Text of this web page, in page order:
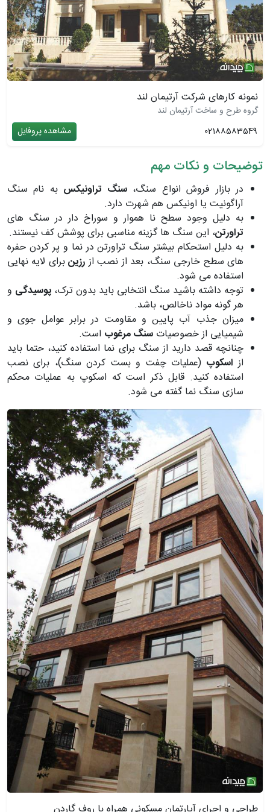
نمونه کارهای شرکت آرتیمان لند
گروه طرح و ساخت آرتیمان لند
02188583549
مشاهده پروفایل
توضیحات و نکات مهم
در بازار فروش انواع سنگ،سنگ تراونیکس به نام سنگ
آراگونیت یا اونیکس هم شهرت دارد.
به دلیل وجود سطح نا هموار و سوراخ دار در سنگ های
تراورتن، این سنگ ها گزینه مناسبی برای پوشش کف نیستند.
به دلیل استحکام بیشتر سنگ تراورتن در نما و پر کردن حفره
های سطح خارجی سنگ، بعد از نصب ازرزینبرای لایه نهایی
استفاده می شود.
توجه داشته باشید سنگ انتخابی باید بدون ترک، پوسیدگی و
هر گونه مواد ناخالص، باشد.
میزان جذب آب پایین و مقاومت در برابر عوامل جوی و
شیمیایی از خصوصیات سنگ مرغوب است.
چنانچه قصد دارید از سنگ برای نما استفاده کنید، حتما باید
از اسکوپ (عملیات چفت و بست کردن سنگ)، برای نصب
استفاده کنید. قابل ذکر است که اسکوپ به عملیات محکم
سازی سنگ نما گفته می شود.